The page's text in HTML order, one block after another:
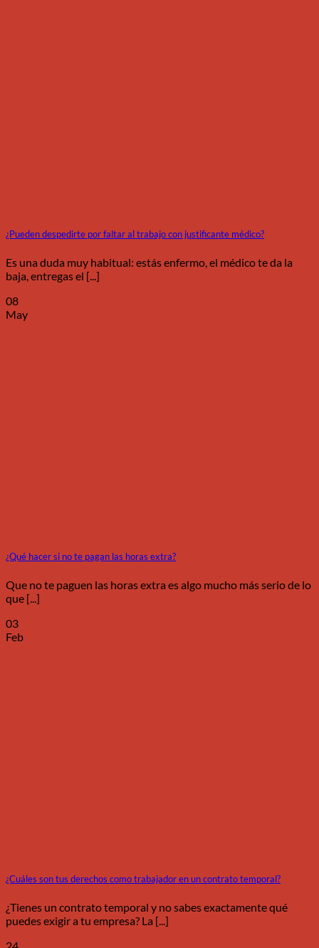
¿Pueden despedirte por faltar al trabajo con justificante médico?
Es una duda muy habitual: estás enfermo, el médico te da la
baja, entregas el [...]
08
May
¿Qué hacer si no te pagan las horas extra?
Que no te paguen las horas extra es algo mucho más serio de lo
que [...]
03
Feb
¿Cuáles son tus derechos como trabajador en un contrato temporal?
¿Tienes un contrato temporal y no sabes exactamente qué
puedes exigir a tu empresa? La [...]